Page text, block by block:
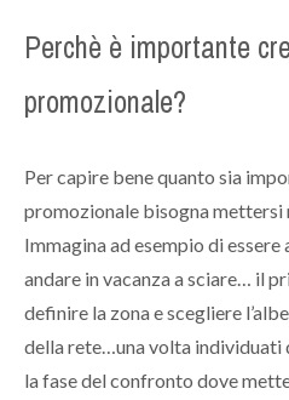
Perchè è importante
promozionale?
Per capire bene quanto sia
promozionale bisogna mettersi
Immagina ad esempio di
andare in vacanza a sciare… il
definire la zona e scegliere
della rete…una volta individuati
la fase del confronto dove